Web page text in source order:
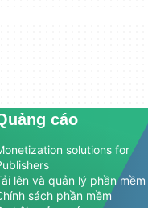
cáo
solutions for
lên và quản lý phần mềm
sách phần mềm